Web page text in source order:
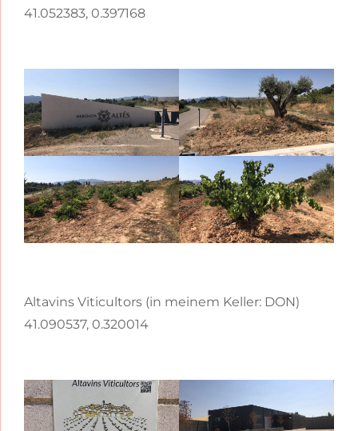
41.052383, 0.397168
Altavins Viticultors (in meinem Keller: DON)
41.090537, 0.320014